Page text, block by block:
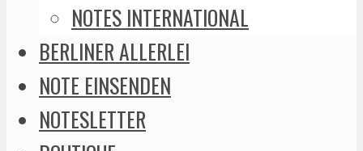
NOTES INTERNATIONAL
BERLINER ALLERLEI
NOTE EINSENDEN
NOTESLETTER